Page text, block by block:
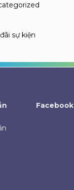
sự kiện
Facebook